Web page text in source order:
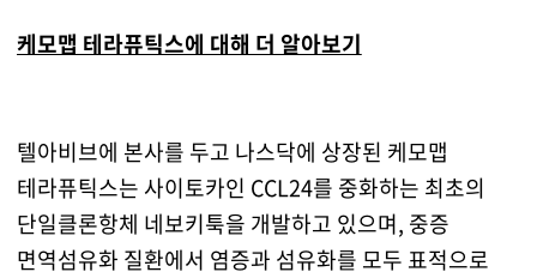
케모맵 테라퓨틱스에 대해 더 알아보기
텔아비브에 본사를 두고 나스닥에 상장된 케모맵
테라퓨틱스는 사이토카인 CCL24를 중화하는 최초의
단일클론항체 네보키툭을 개발하고 있으며, 중증
면역섬유화 질환에서 염증과 섬유화를 모두 표적으로